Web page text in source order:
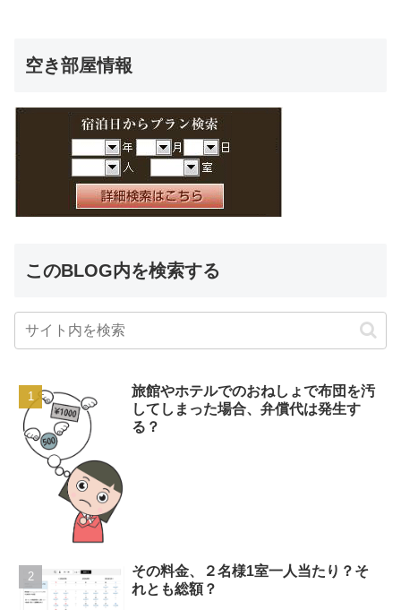
空き部屋情報
このBLOG内を検索する
旅館やホテルでのおねしょで布団を汚
してしまった場合、弁償代は発生す
る？
その料金、２名様1室一人当たり？そ
れとも総額？